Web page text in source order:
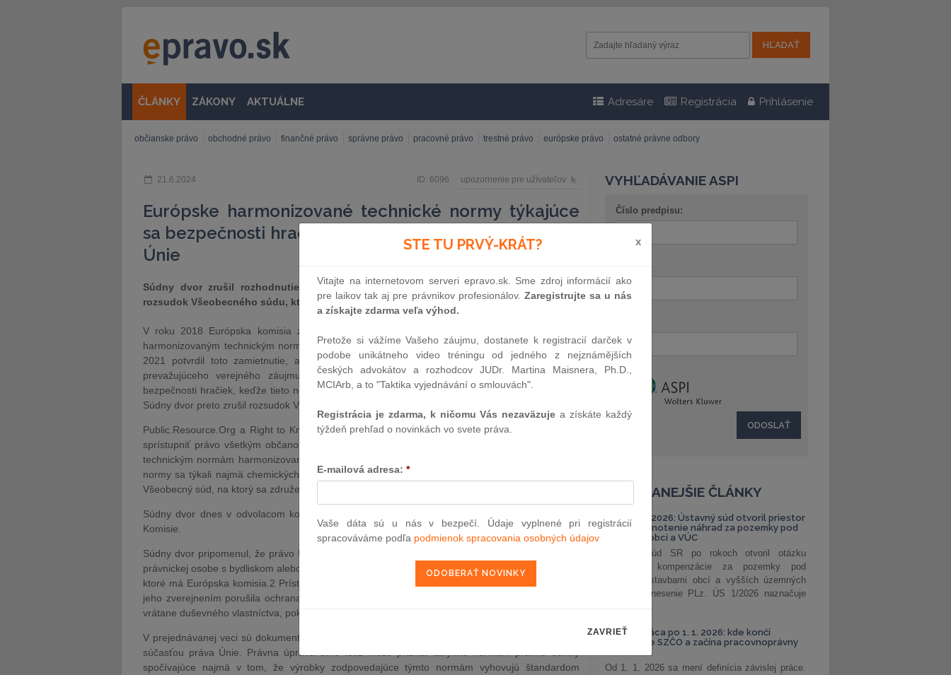
ČLÁNKY ZÁKONY AKTUÁLNE Adresáre Registrácia Prihlásenie
občianske právo obchodné právo finančné právo správne právo pracovné právo trestné právo európske právo ostatné právne odbory
21.6.2024 ID: 6096 upozornenie pre užívateľov
Európske harmonizované technické normy týkajúce
sa bezpečnosti hračiek musia byť prístupné občanom
Únie
Súdny dvor zrušil rozhodnutie Komisie zamietajúce prístup k týmto normám, ako aj
rozsudok Všeobecného súdu, ktorým bolo toto zamietnutie potvrdené
V roku 2018 Európska komisia zamietla žiadosť dvoch neziskových organizácií o prístup k
harmonizovaným technickým normám týkajúcim sa bezpečnosti hračiek. Všeobecný súd v roku
2021 potvrdil toto zamietnutie, ale Súdny dvor v odvolacom konaní konštatoval existenciu
prevažujúceho verejného záujmu odôvodňujúceho zverejnenie harmonizovaných noriem o
bezpečnosti hračiek, keďže tieto normy sú súčasťou práva Únie z dôvodu ich právnych účinkov.
Súdny dvor preto zrušil rozsudok Všeobecného súdu, ako aj rozhodnutie Komisie.
Public.Resource.Org a Right to Know sú dve neziskové organizácie, ktorých poslaním je voľne
sprístupniť právo všetkým občanom. V roku 2018 požiadali Komisiu, aby im poskytla prístup k
technickým normám harmonizovaným na úrovni Únie, ktoré sa týkali bezpečnosti hračiek. Tieto
normy sa týkali najmä chemických hračiek a chemických súprav. Komisia zamietla ich žiadosť a
Všeobecný súd, na ktorý sa združenia obrátili, toto zamietnutie potvrdil.1
Súdny dvor dnes v odvolacom konaní zrušil rozsudok Všeobecného súdu, ako aj rozhodnutie
Komisie.
Súdny dvor pripomenul, že právo Únie zaručuje každému občanovi Únie a každej fyzickej alebo
právnickej osobe s bydliskom alebo sídlom v členskom štáte prístup k dokumentom, najmä k tým,
ktoré má Európska komisia.2 Prístup k dokumentu však možno odmietnuť v prípade, keď by sa
jeho zverejnením porušila ochrana obchodných záujmov určitej fyzickej alebo právnickej osoby,
vrátane duševného vlastníctva, pokiaľ nepreváži verejný záujem na zverejnení tohto dokumentu.
V prejednávanej veci sú dokumenty týkajúce sa harmonizovaných noriem o bezpečnosti hračiek
súčasťou práva Únie. Právna úprava Únie totiž môže priznať takýmto normám právne účinky
spočívajúce najmä v tom, že výrobky zodpovedajúce týmto normám vyhovujú štandardom
VYHĽADÁVANIE ASPI
Číslo predpisu:
NAJČÍTANEJŠIE ČLÁNKY
PLz. ÚS 1/2026: Ústavný súd otvoril priestor
na prehodnotenie náhrad za pozemky pod
stavbami obcí a VÚC
Ústavný súd SR po rokoch otvoril otázku
primeranej kompenzácie za pozemky pod
verejnými stavbami obcí a vyšších územných
celkov. Uznesenie PLz. ÚS 1/2026 naznačuje
odklon od...
Závislá práca po 1. 1. 2026: kde končí
podnikanie SZČO a začína pracovnoprávny
Od 1. 1. 2026 sa mení definícia závislej práce.
STE TU PRVÝ-KRÁT? x
Vitajte na internetovom serveri epravo.sk. Sme zdroj informácií ako
pre laikov tak aj pre právnikov profesionálov. Zaregistrujte sa u nás
a získajte zdarma veľa výhod.
Pretože si vážíme Vašeho záujmu, dostanete k registracií darček v
podobe unikátneho video tréningu od jedného z nejznámějších
českých advokátov a rozhodcov JUDr. Martina Maisnera, Ph.D.,
MCIArb, a to "Taktika vyjednávání o smlouvách".
Registrácia je zdarma, k ničomu Vás nezaväzuje a získáte každý
týždeň prehľad o novinkách vo svete práva.
E-mailová adresa: *
Vaše dáta sú u nás v bezpečí. Údaje vyplnené pri registrácií
spracováváme podľa podmienok spracovania osobných údajov
ZAVRIEŤ